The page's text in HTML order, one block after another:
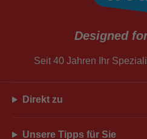
Designed
Seit 40 Jahren Ihr
Direkt zu
Unsere Tipps für Sie